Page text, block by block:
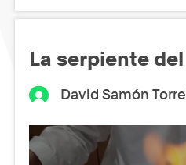
La serpiente
David Samón